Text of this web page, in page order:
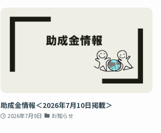
助成金情報＜2026年7月10日掲載＞
2026年7月9日 お知らせ